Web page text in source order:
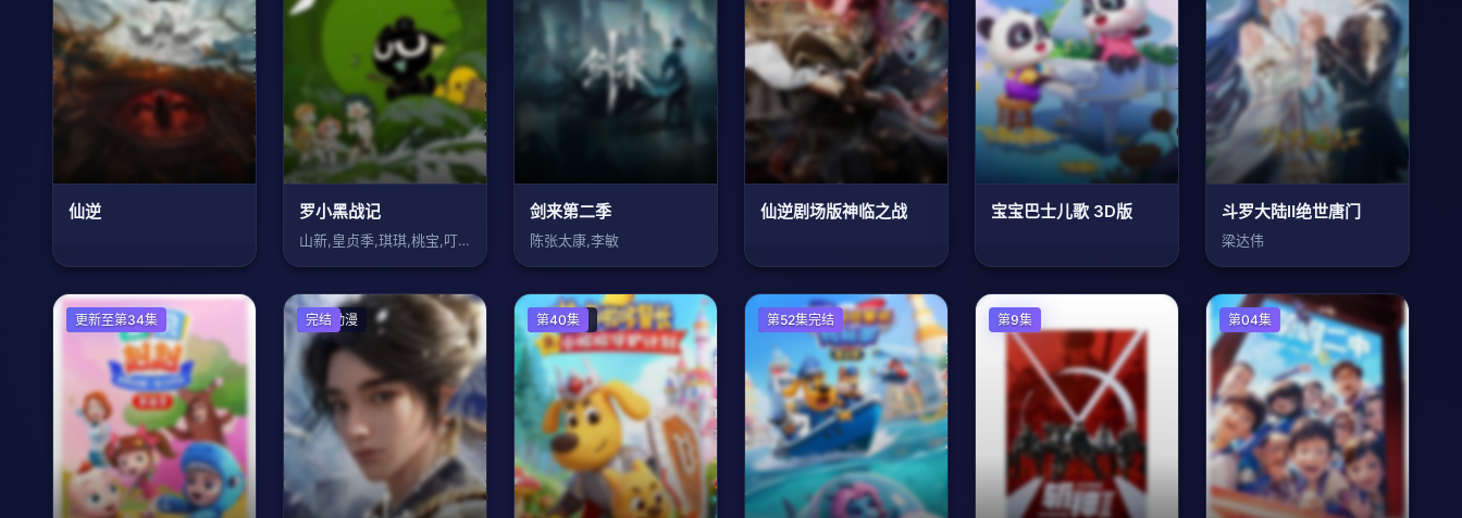
仙逆 罗小黑战记
山新,皇贞季,琪琪,桃宝,叮当,图特哈蒙
剑来第二季
陈张太康,李敏
仙逆剧场版神临之战 宝宝巴士儿歌 3D版 斗罗大陆Ⅱ绝世唐门
梁达伟
国产动漫
更新至第34集 国产动漫
完结 国产动漫
第40集 国产动漫
第52集完结 第9集 第04集